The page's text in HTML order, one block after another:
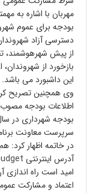
مهربان با اشاره به
بودجه برای عموم
دسترسی آزاد
از پیش
بازخورد از
این داشبورد می باشد.
وی همچنین تصریح
اطلاعات بودجه
بودجه شهرداری در
سرپرست معاونت
در خاتمه اظهار کرد:
آدرس اینترنتی
امید است راه
اعتماد و مشارکت